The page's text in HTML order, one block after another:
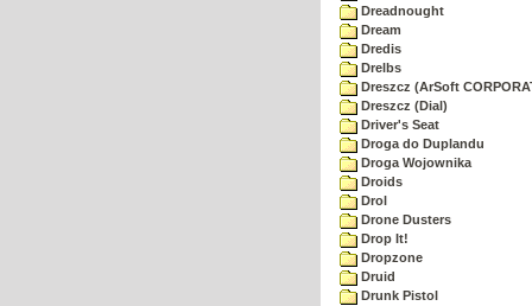
Dreadnought
Dream
Dredis
Drelbs
Dreszcz (ArSoft
Dreszcz (Dial)
Driver's Seat
Droga do Duplandu
Droga Wojownika
Droids
Drol
Drone Dusters
Drop It!
Dropzone
Druid
Drunk Pistol